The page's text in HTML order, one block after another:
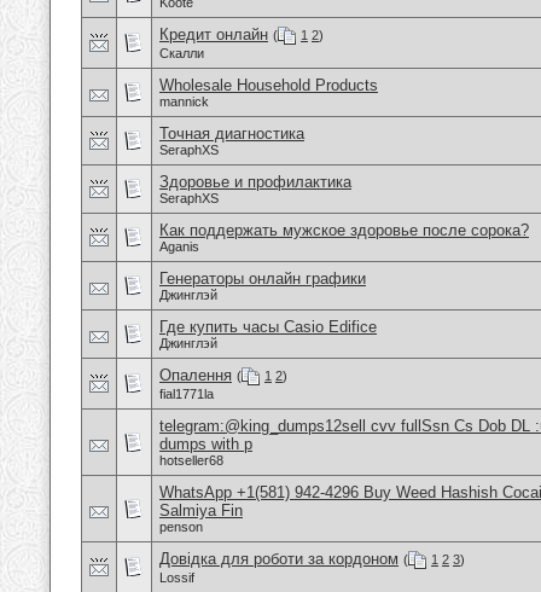
Кредит онлайн ( 1 2)
Скалли
Wholesale Household Products
mannick
Точная диагностика
SeraphXS
Здоровье и профилактика
SeraphXS
Как поддержать мужское здоровье после сорока?
Aganis
Генераторы онлайн графики
Джинглэй
Где купить часы Casio Edifice
Джинглэй
Опалення ( 1 2)
fial1771la
telegram:@king_dumps12sell cvv fullSsn Cs Dob DL
dumps with p
hotseller68
WhatsApp +1(581) 942-4296 Buy Weed Hashish
Salmiya Fin
penson
Довідка для роботи за кордоном ( 1 2 3)
Lossif